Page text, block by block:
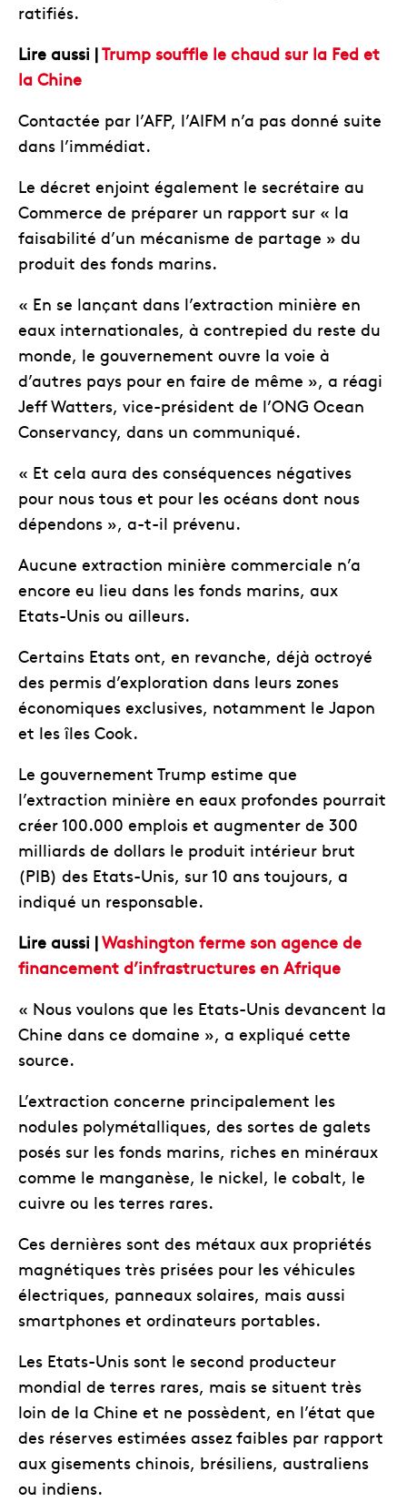
ratifiés.
Lire aussi |Trump souffle le chaud sur la Fed et
la Chine
Contactée par l’AFP, l’AIFM n’a pas donné suite
dans l’immédiat.
Le décret enjoint également le secrétaire au
Commerce de préparer un rapport sur « la
faisabilité d’un mécanisme de partage » du
produit des fonds marins.
« En se lançant dans l’extraction minière en
eaux internationales, à contrepied du reste du
monde, le gouvernement ouvre la voie à
d’autres pays pour en faire de même », a réagi
Jeff Watters, vice-président de l’ONG Ocean
Conservancy, dans un communiqué.
« Et cela aura des conséquences négatives
pour nous tous et pour les océans dont nous
dépendons », a-t-il prévenu.
Aucune extraction minière commerciale n’a
encore eu lieu dans les fonds marins, aux
Etats-Unis ou ailleurs.
Certains Etats ont, en revanche, déjà octroyé
des permis d’exploration dans leurs zones
économiques exclusives, notamment le Japon
et les îles Cook.
Le gouvernement Trump estime que
l’extraction minière en eaux profondes pourrait
créer 100.000 emplois et augmenter de 300
milliards de dollars le produit intérieur brut
(PIB) des Etats-Unis, sur 10 ans toujours, a
indiqué un responsable.
Lire aussi |Washington ferme son agence de
financement d’infrastructures en Afrique
« Nous voulons que les Etats-Unis devancent la
Chine dans ce domaine », a expliqué cette
source.
L’extraction concerne principalement les
nodules polymétalliques, des sortes de galets
posés sur les fonds marins, riches en minéraux
comme le manganèse, le nickel, le cobalt, le
cuivre ou les terres rares.
Ces dernières sont des métaux aux propriétés
magnétiques très prisées pour les véhicules
électriques, panneaux solaires, mais aussi
smartphones et ordinateurs portables.
Les Etats-Unis sont le second producteur
mondial de terres rares, mais se situent très
loin de la Chine et ne possèdent, en l’état que
des réserves estimées assez faibles par rapport
aux gisements chinois, brésiliens, australiens
ou indiens.